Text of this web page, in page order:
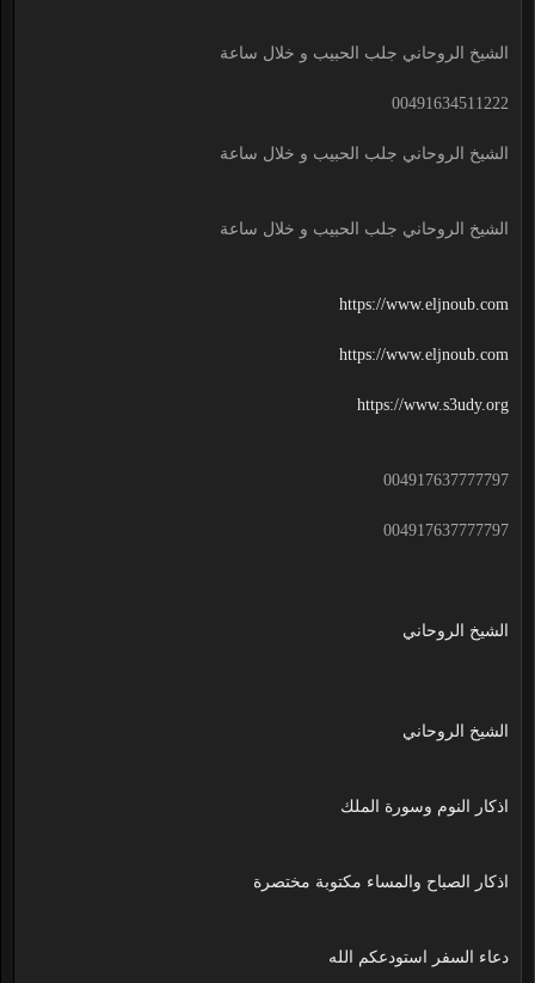
الشيخ الروحاني جلب الحبيب و خلال ساعة
00491634511222
الشيخ الروحاني جلب الحبيب و خلال ساعة
الشيخ الروحاني جلب الحبيب و خلال ساعة
https://www.eljnoub.com
https://www.eljnoub.com
https://www.s3udy.org
004917637777797
004917637777797
الشيخ الروحاني
الشيخ الروحاني
اذكار النوم وسورة الملك
اذكار الصباح والمساء مكتوبة مختصرة
دعاء السفر استودعكم الله